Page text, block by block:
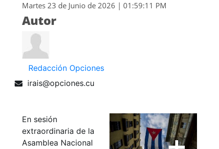
Martes 23 de Junio de 2026 | 01:59:11 PM
Autor
Redacción Opciones
irais@opciones.cu
En sesión
extraordinaria de la
Asamblea Nacional